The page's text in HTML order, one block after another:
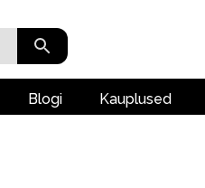
Blogi Kauplused